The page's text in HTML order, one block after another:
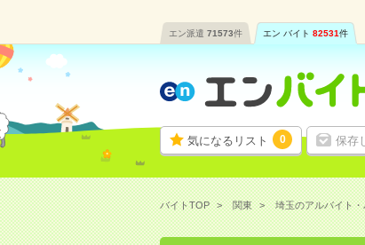
エン派遣 71573件 エン バイト 82531件
気になるリスト 0 保存
バイトTOP 関東 埼玉のアルバイト